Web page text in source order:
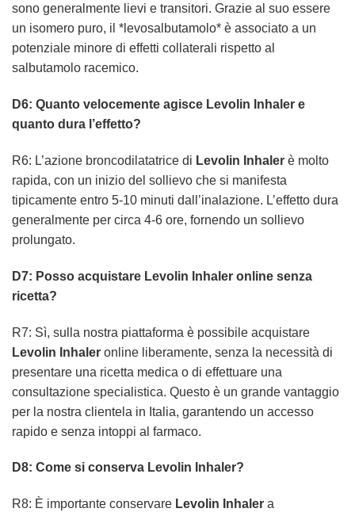
sono generalmente lievi e transitori. Grazie al suo essere
un isomero puro, il *levosalbutamolo* è associato a un
potenziale minore di effetti collaterali rispetto al
salbutamolo racemico.
D6: Quanto velocemente agisce Levolin Inhaler e
quanto dura l’effetto?
R6: L’azione broncodilatatrice di Levolin Inhaler è molto
rapida, con un inizio del sollievo che si manifesta
tipicamente entro 5-10 minuti dall’inalazione. L’effetto dura
generalmente per circa 4-6 ore, fornendo un sollievo
prolungato.
D7: Posso acquistare Levolin Inhaler online senza
ricetta?
R7: Sì, sulla nostra piattaforma è possibile acquistare
Levolin Inhaler online liberamente, senza la necessità di
presentare una ricetta medica o di effettuare una
consultazione specialistica. Questo è un grande vantaggio
per la nostra clientela in Italia, garantendo un accesso
rapido e senza intoppi al farmaco.
D8: Come si conserva Levolin Inhaler?
R8: È importante conservare Levolin Inhaler a